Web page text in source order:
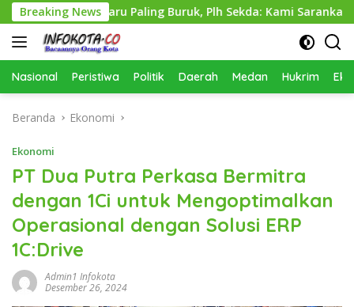
Langsung
ke
konten
Breaking NewsPaling Buruk, Plh Sekda: Kami Sarankan Dievaluasi
Nasional Peristiwa Politik Daerah Medan Hukrim
Beranda Ekonomi
Ekonomi
PT Dua Putra Perkasa Bermitra
dengan 1Ci untuk Mengoptimalkan
Operasional dengan Solusi ERP
1C:Drive
Admin1 Infokota
Desember 26, 2024